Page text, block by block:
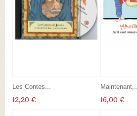
Les Contes...
12,20 €
Maintenant,...
16,00 €